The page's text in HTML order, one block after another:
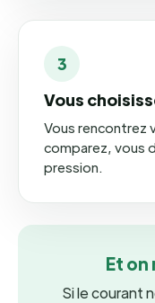
3
Vous
Vous rencontrez
comparez, vous
pression.
Et on
Si le courant